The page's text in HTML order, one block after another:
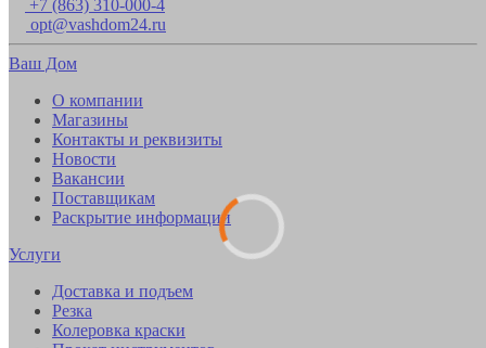
+7 (863) 310-000-4
opt@vashdom24.ru
Ваш Дом
О компании
Магазины
Контакты и реквизиты
Новости
Вакансии
Поставщикам
Раскрытие информации
Услуги
Доставка и подъем
Резка
Колеровка краски